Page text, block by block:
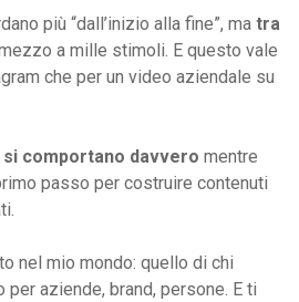
più “dall’inizio alla fine”, ma tra
a mille stimoli. E questo vale
che per un video aziendale su
comportano davvero mentre
passo per costruire contenuti
nel mio mondo: quello di chi
aziende, brand, persone. E ti